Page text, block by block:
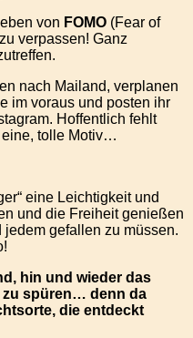
von FOMO (Fear of
verpassen! Ganz
nach Mailand, verplanen
im voraus und posten ihr
Hoffentlich fehlt
tolle Motiv…
eine Leichtigkeit und
und die Freiheit genießen
gefallen zu müssen.
hin und wieder das
zu spüren… denn da
die entdeckt